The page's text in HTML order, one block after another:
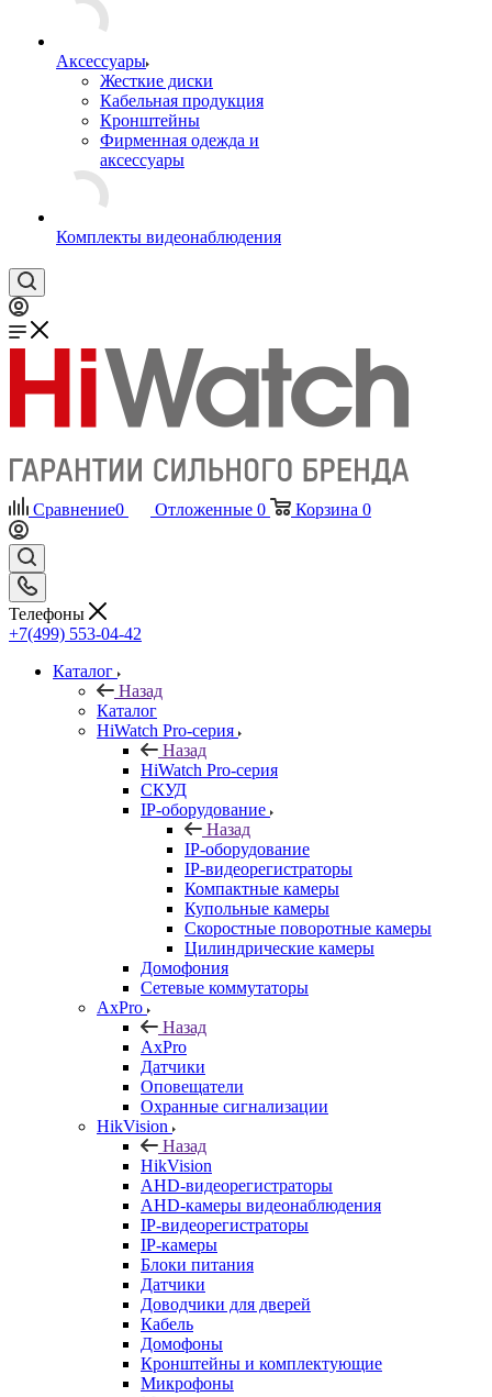
Аксессуары
Жесткие диски
Кабельная продукция
Кронштейны
Фирменная одежда и
аксессуары
Комплекты видеонаблюдения
Сравнение0 Отложенные 0 Корзина 0
Телефоны
+7(499) 553-04-42
Каталог
Назад
Каталог
HiWatch Pro-серия
Назад
HiWatch Pro-серия
CКУД
IP-оборудование
Назад
IP-оборудование
IP-видеорегистраторы
Компактные камеры
Купольные камеры
Скоростные поворотные камеры
Цилиндрические камеры
Домофония
Сетевые коммутаторы
AxPro
Назад
AxPro
Датчики
Оповещатели
Охранные сигнализации
HikVision
Назад
HikVision
AHD-видеорегистраторы
AHD-камеры видеонаблюдения
IP-видеорегистраторы
IP-камеры
Блоки питания
Датчики
Доводчики для дверей
Кабель
Домофоны
Кронштейны и комплектующие
Микрофоны